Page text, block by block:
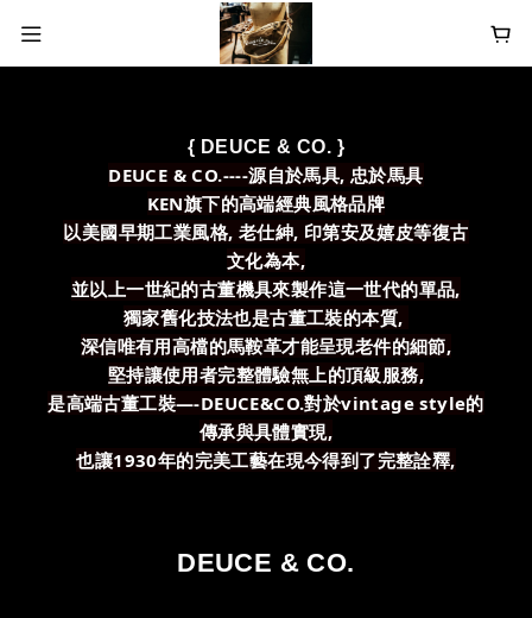
{ DEUCE & CO. }
DEUCE & CO.----源自於馬具, 忠於馬具
KEN旗下的高端經典風格品牌
以美國早期工業風格, 老仕紳, 印第安及嬉皮等復古
文化為本,
並以上一世紀的古董機具來製作這一世代的單品,
獨家舊化技法也是古董工裝的本質,
深信唯有用高檔的馬鞍革才能呈現老件的細節,
堅持讓使用者完整體驗無上的頂級服務,
是高端古董工裝—-DEUCE&CO.對於vintage style的
傳承與具體實現,
也讓1930年的完美工藝在現今得到了完整詮釋,
DEUCE & CO.